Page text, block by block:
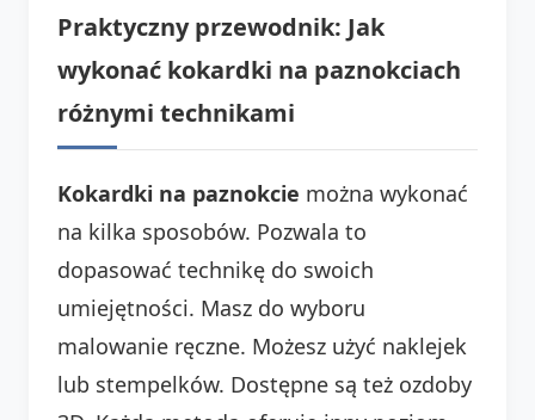
Praktyczny przewodnik: Jak
wykonać kokardki na paznokciach
różnymi technikami
Kokardki na paznokcie można wykonać
na kilka sposobów. Pozwala to
dopasować technikę do swoich
umiejętności. Masz do wyboru
malowanie ręczne. Możesz użyć naklejek
lub stempelków. Dostępne są też ozdoby